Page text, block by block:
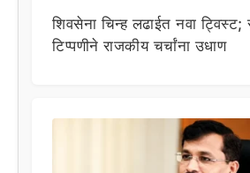
शिवसेना चिन्ह लढाईत नवा ट्विस्ट;
टिप्पणीने राजकीय चर्चांना उधाण